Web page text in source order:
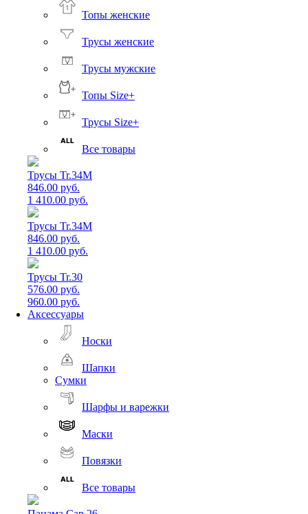
Топы женские
Трусы женские
Трусы мужские
Топы Size+
Трусы Size+
Все товары
Трусы Tr.34M
846.00 руб.
1 410.00 руб.
Трусы Tr.34M
846.00 руб.
1 410.00 руб.
Трусы Tr.30
576.00 руб.
960.00 руб.
Аксессуары
Носки
Шапки
Сумки
Шарфы и варежки
Маски
Повязки
Все товары